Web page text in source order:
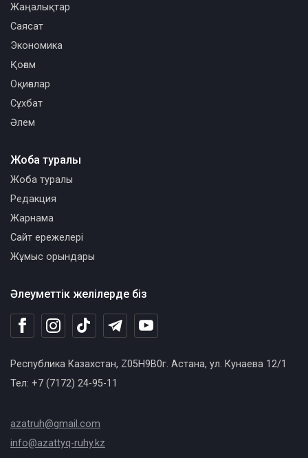
Әлеуметтік желілерде біз
Республика Казахстан, Z05H9B0г. Астана, ул. Кунаева 12/1
Тел: +7 (7172) 24-95-11
azatruh@gmail.com
info@azattyq-ruhy.kz
Жаңалықтар
Саясат
Экономика
Қоғам
Оқиғалар
Сұхбат
Әлем
Жоба туралы
Жоба туралы
Редакция
Жарнама
Сайт ережелері
Жұмыс орындары